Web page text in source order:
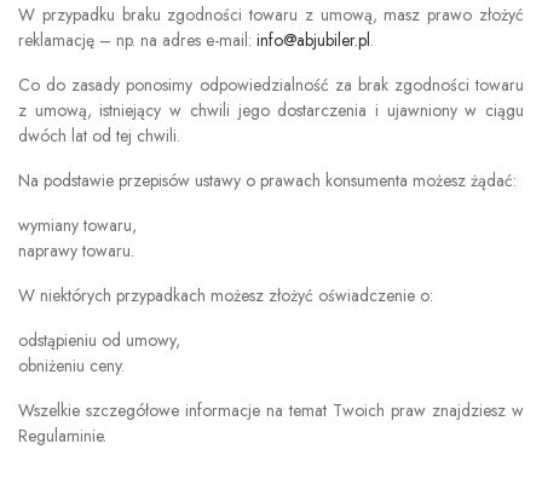
W przypadku braku zgodności towaru z umową, masz prawo złożyć
reklamację – np. na adres e-mail: info@abjubiler.pl.
Co do zasady ponosimy odpowiedzialność za brak zgodności towaru
z umową, istniejący w chwili jego dostarczenia i ujawniony w ciągu
dwóch lat od tej chwili.
Na podstawie przepisów ustawy o prawach konsumenta możesz żądać:
wymiany towaru,
naprawy towaru.
W niektórych przypadkach możesz złożyć oświadczenie o:
odstąpieniu od umowy,
obniżeniu ceny.
Wszelkie szczegółowe informacje na temat Twoich praw znajdziesz w
Regulaminie.